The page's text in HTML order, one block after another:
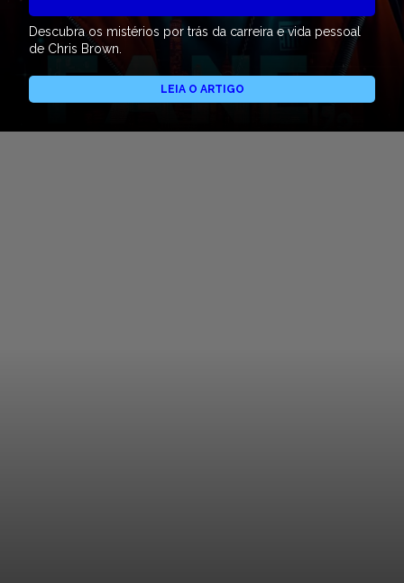
Descubra os mistérios por trás da carreira e vida pessoal
de Chris Brown.
LEIA O ARTIGO